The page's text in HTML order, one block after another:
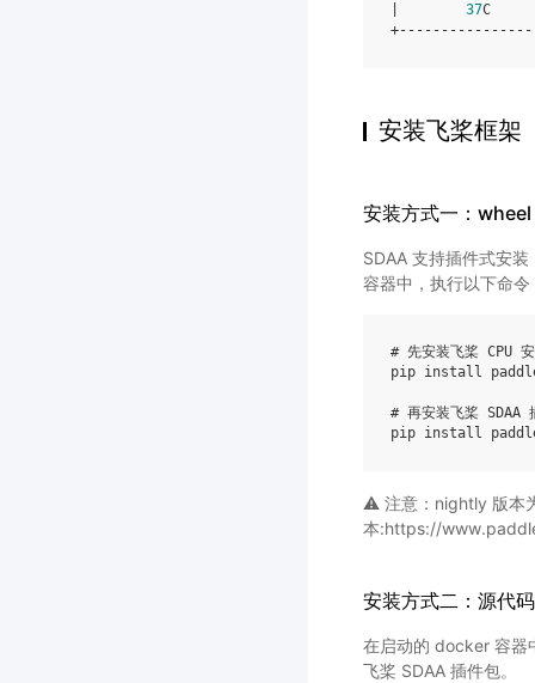
37C
安装飞桨框架
安装方式一：
SDAA 支持插件式安
容器中，执行以下命令
# 先安装飞桨 CPU
pip install
# 再安装飞桨 SDAA
pip install
⚠️ 注意：nightly 版本
本:https://
安装方式二：源代
在启动的 docker 容器
飞桨 SDAA 插件包。